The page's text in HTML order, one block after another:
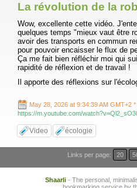
La révolution de la
Wow, excellente cette vidéo.
quelques temps "mieux vaut être
avoir des transports en commun
pour pouvoir encaisser le flux de
Ça me fait bien réfléchir moi qui
rapidité de réflexion et de travail !
Il apporte des réflexions sur
May 28, 2026 at 9:34:39 AM GMT+2 *
https://m.youtube.com/
Video écologie
Links per page: 20
Shaarli- The personal,